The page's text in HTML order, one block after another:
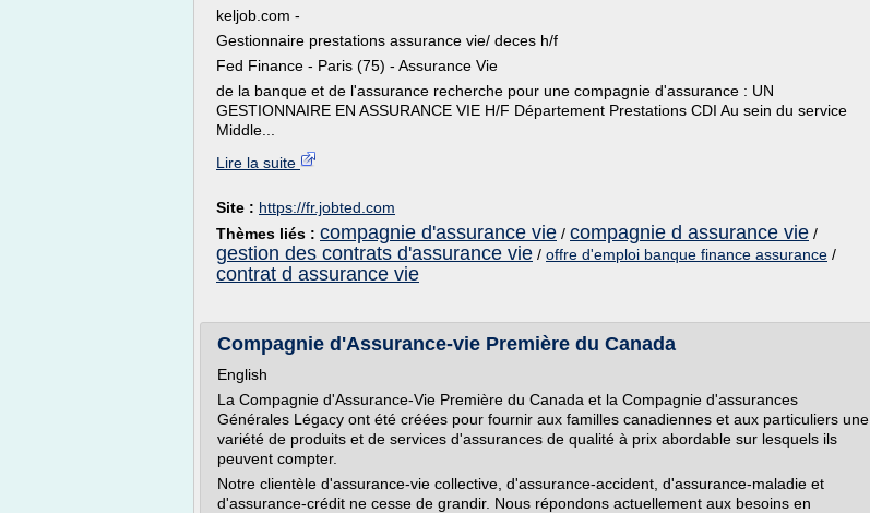
keljob.com -
Gestionnaire prestations assurance vie/ deces h/f
Fed Finance - Paris (75) - Assurance Vie
de la banque et de l'assurance recherche pour une compagnie d'assurance : UN
GESTIONNAIRE EN ASSURANCE VIE H/F Département Prestations CDI Au sein du service
Middle...
Lire la suite
Site : https://fr.jobted.com
Thèmes liés : compagnie d'assurance vie / compagnie d assurance vie /
gestion des contrats d'assurance vie / offre d'emploi banque finance assurance /
contrat d assurance vie
Compagnie d'Assurance-vie Première du Canada
English
La Compagnie d'Assurance-Vie Première du Canada et la Compagnie d'assurances
Générales Légacy ont été créées pour fournir aux familles canadiennes et aux particuliers une
variété de produits et de services d'assurances de qualité à prix abordable sur lesquels ils
peuvent compter.
Notre clientèle d'assurance-vie collective, d'assurance-accident, d'assurance-maladie et
d'assurance-crédit ne cesse de grandir. Nous répondons actuellement aux besoins en